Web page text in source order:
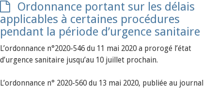
Ordonnance portant sur les délais
applicables à certaines procédures
pendant la période d’urgence sanitaire
L’ordonnance n°2020-546 du 11 mai 2020 a prorogé l’état
d’urgence sanitaire jusqu’au 10 juillet prochain.
L’ordonnance n° 2020-560 du 13 mai 2020, publiée au journal